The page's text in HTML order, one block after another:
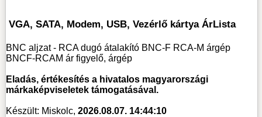
VGA, SATA, Modem, USB, Vezérlő kártya ÁrLista
BNC aljzat - RCA dugó átalakító BNC-F RCA-M árgép
BNCF-RCAM ár figyelő, árgép
Eladás, értékesítés a hivatalos magyarországi
márkaképviseletek támogatásával.
Készült: Miskolc, 2026.08.07. 14:44:10